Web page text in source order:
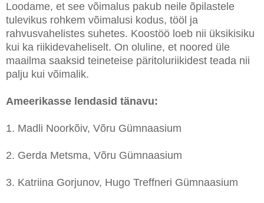
Loodame, et see võimalus pakub neile õpilastele
tulevikus rohkem võimalusi kodus, tööl ja
rahvusvahelistes suhetes. Koostöö loeb nii üksikisiku
kui ka riikidevaheliselt. On oluline, et noored üle
maailma saaksid teineteise päritoluriikidest teada nii
palju kui võimalik.
Ameerikasse lendasid tänavu:
1. Madli Noorkõiv, Võru Gümnaasium
2. Gerda Metsma, Võru Gümnaasium
3. Katriina Gorjunov, Hugo Treffneri Gümnaasium